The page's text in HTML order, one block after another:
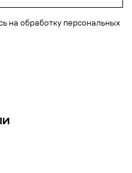
на обработку персональных